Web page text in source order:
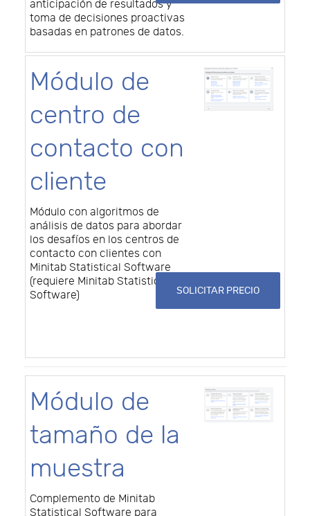
anticipación de resultados y
toma de decisiones proactivas
basadas en patrones de datos.
Módulo de
centro de
contacto con
cliente
Módulo con algoritmos de
análisis de datos para abordar
los desafíos en los centros de
contacto con clientes con
Minitab Statistical Software
(requiere Minitab Statistical
Software)
SOLICITAR PRECIO
Módulo de
tamaño de la
muestra
Complemento de Minitab
Statistical Software para